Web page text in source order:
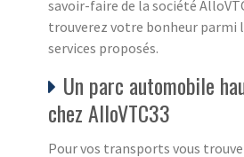
savoir-faire de la société
trouverez votre bonheur parmi
services proposés.
Un parc automobile
chez AlloVTC33
Pour vos transports vous